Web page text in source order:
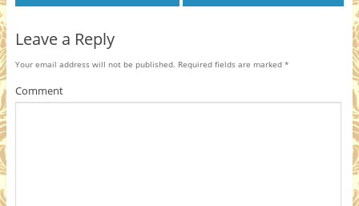
Leave a Reply
Your email address will not be published. Required fields are marked *
Comment